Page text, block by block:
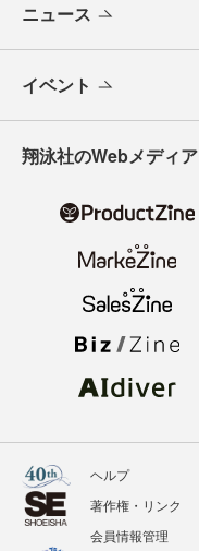
ニュース
イベント
翔泳社のWebメディア
ヘルプ
著作権・リンク
会員情報管理